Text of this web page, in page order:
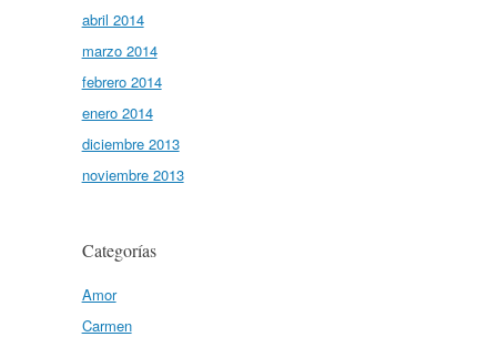
abril 2014
marzo 2014
febrero 2014
enero 2014
diciembre 2013
noviembre 2013
Categorías
Amor
Carmen